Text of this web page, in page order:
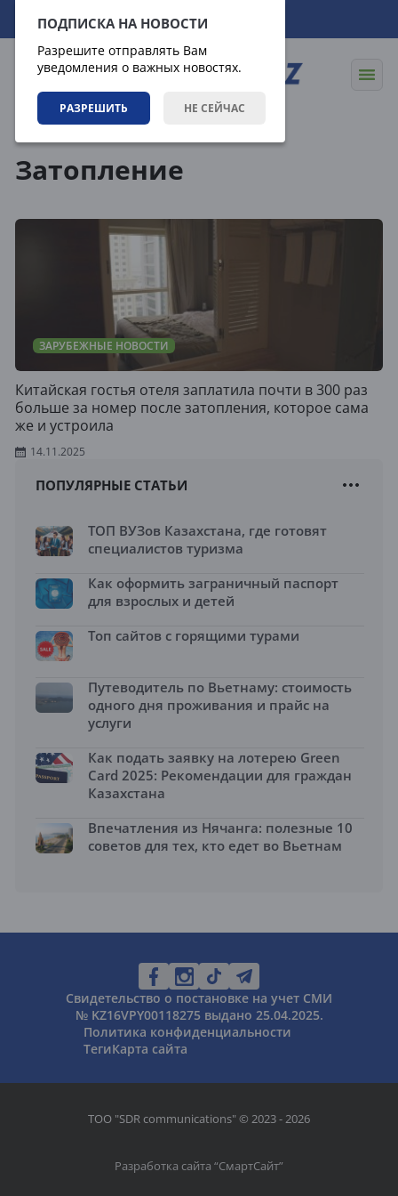
ПОДПИСКА НА НОВОСТИ
Разрешите отправлять Вам
уведомления о важных новостях.
РАЗРЕШИТЬ НЕ СЕЙЧАС
06.08.2026 12:41:17
Затопление
ЗАРУБЕЖНЫЕ НОВОСТИ
Китайская гостья отеля заплатила почти в 300 раз
больше за номер после затопления, которое сама
же и устроила
14.11.2025
ПОПУЛЯРНЫЕ СТАТЬИ
ТОП ВУЗов Казахстана, где готовят
специалистов туризма
Как оформить заграничный паспорт
для взрослых и детей
Топ сайтов с горящими турами
Путеводитель по Вьетнаму: стоимость
одного дня проживания и прайс на
услуги
Как подать заявку на лотерею Green
Card 2025: Рекомендации для граждан
Казахстана
Впечатления из Нячанга: полезные 10
советов для тех, кто едет во Вьетнам
Свидетельство о постановке на учет СМИ
№ KZ16VPY00118275 выдано 25.04.2025.
Политика конфиденциальности
ТегиКарта сайта
ТОО "SDR communications" © 2023 - 2026
Разработка сайта “СмартСайт”